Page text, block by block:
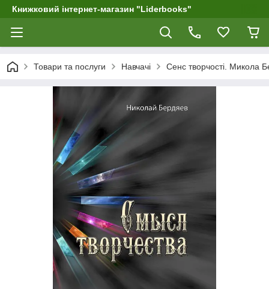
Книжковий інтернет-магазин "Liderbooks"
Товари та послуги Навчачі Сенс творчості. Микола